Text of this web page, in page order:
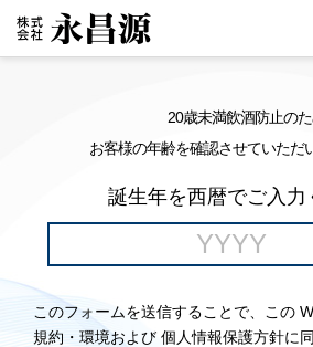
20歳未満飲酒防止の
お客様の年齢を確認させていただ
誕生年を西暦でご入力
このフォームを送信することで、この
規約・環境および 個人情報保護方針に